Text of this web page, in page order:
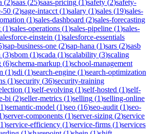
(2)saas (25)saas-pricing (1)safety (2)safety-
50 (2)sage-intacct (1)salary (1)sales (19)sales-
(1)sales-dashboard (2)sales-forecasting
(1)sales-operations (1)sales-pipeline (1)sales-
einstein (1)salesforce-essentials
)sap-business-one (2)sap-hana (1)sars (2)sasb
(3)sbom (1)scada (1)scalability (3)scaling
(6)schema-markup (1)school-management
(1)sdi (1)search-engine (1)search-optimization
(1)security (36)security-training
(1)self-evolving (1)self-hosted (1)self-
bi (2)seller-metrics (1)selling (1)selling-online
1)semantic-model (1)seo (16)seo-audit (1)seo-
)server-components (1)server-sizing (2)service
1)service-efficiency (1)service-firms (1)services